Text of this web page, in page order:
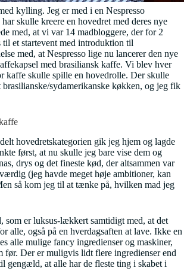
kylling. Jeg er med i en Nespresso
skulle kreere en hovedret med deres nye
med, at vi var 14 madbloggere, der for 2
til et startevent med introduktion til
med, at Nespresso lige nu lancerer den nye
med brasiliansk kaffe. Vi blev hver
kaffe skulle spille en hovedrolle. Der skulle
sydamerikanske køkken, og jeg fik
hovedretskategorien gik jeg hjem og lagde
først, at nu skulle jeg bare vise dem og
drys og det fineste kød, der altsammen var
(jeg havde meget høje ambitioner, kan
så kom jeg til at tænke på, hvilken mad jeg
som er luksus-lækkert samtidigt med, at det
alle, også på en hverdagsaften at lave. Ikke en
alle mulige fancy ingredienser og maskiner,
før. Der er muligvis lidt flere ingredienser end
gengæld, at alle har de fleste ting i skabet i